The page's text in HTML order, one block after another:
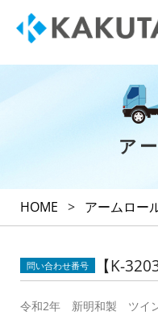
ア
HOME > アームロー
問い合わせ番号 【K-
令和2年 新明和製 ツイ